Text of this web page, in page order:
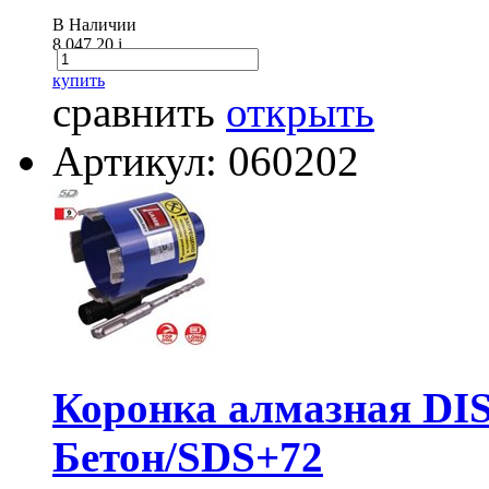
В Наличии
8 047.20i
купить
сравнить открыть
Артикул: 060202
Коронка алмазная
Бетон/SDS+72